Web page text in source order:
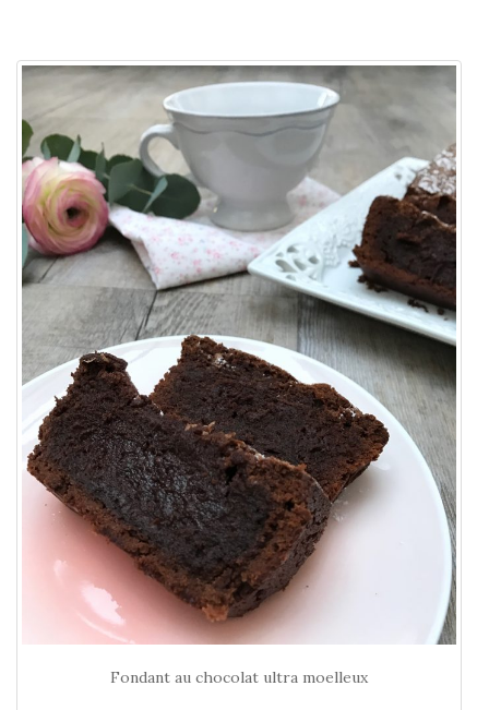
Fondant au chocolat ultra moelleux